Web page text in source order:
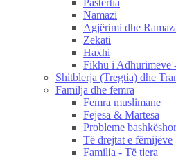
Pastërtia
Namazi
Agjërimi dhe
Zekati
Haxhi
Fikhu i Adhurimeve
Shitblerja (Tregtia) dhe
Familja dhe femra
Femra muslimane
Fejesa & Martesa
Probleme
Të drejtat e fëmijëve
Familja - Të tjera